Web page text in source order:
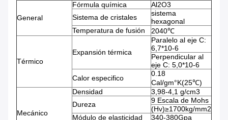
General
Fórmula química
Al2O3
Sistema de cristales
sistema
hexagonal
Temperatura de fusión
2040℃
Térmico
Expansión térmica
Paralelo al eje C:
6,7*10-6
Perpendicular al
eje C: 5,0*10-6
Calor especifico
0.18
Cal/gm°K(25℃)
Mecánico
Densidad
3,98-4,1 g/cm3
Dureza
9 Escala de Mohs
(Hv)≥1700kg/mm2
Módulo de elasticidad
340-380Gpa